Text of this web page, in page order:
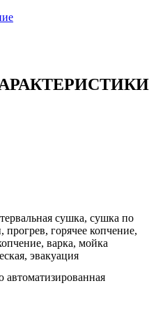
сушка, сушка по
прогрев, горячее копчение,
варка, мойка
эвакуация
автоматизированная